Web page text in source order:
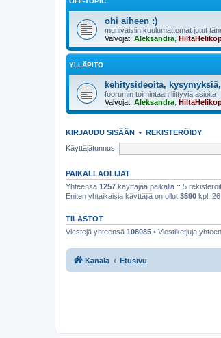
ohi aiheen :)
munivaisiin kuulumattomat jutut
Valvojat: Aleksandra
YLLÄPITO
kehitysideoita,
foorumin toimintaan liittyviä asioita
Valvojat: Aleksandra
KIRJAUDU SISÄÄN • REKISTERÖIDY
Käyttäjätunnus:
PAIKALLAOLIJAT
Yhteensä 1257 käyttäjää paikalla :: 5
Eniten yhtaikaisia käyttäjiä on ollut 3590 kpl,
TILASTOT
Viestejä yhteensä 108085 • Viestiketjuja
Kanala Etusivu